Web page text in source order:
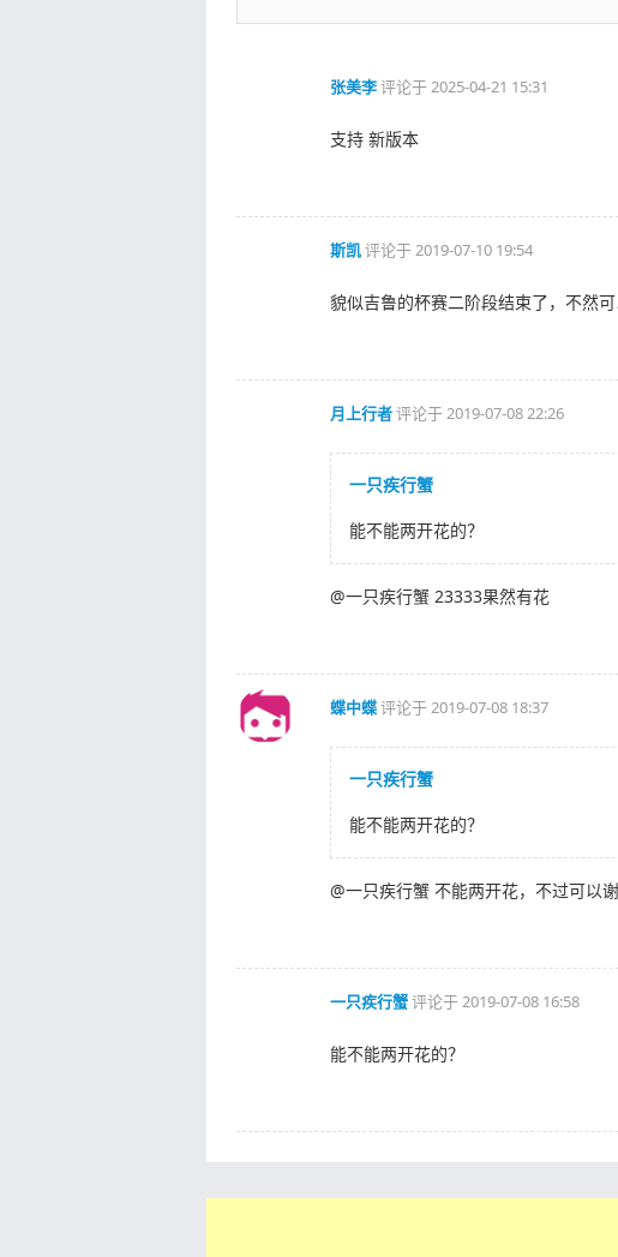
张美李评论于2025-04-21 15:31
支持 新版本
斯凯评论于2019-07-10 19:54
貌似吉鲁的杯赛二阶段结束了，不然
月上行者评论于2019-07-08 22:26
一只疾行蟹
能不能两开花的？
@一只疾行蟹 23333果然有花
蝶中蝶评论于2019-07-08 18:37
一只疾行蟹
能不能两开花的？
@一只疾行蟹 不能两开花，不过可以
一只疾行蟹评论于2019-07-08 16:58
能不能两开花的？